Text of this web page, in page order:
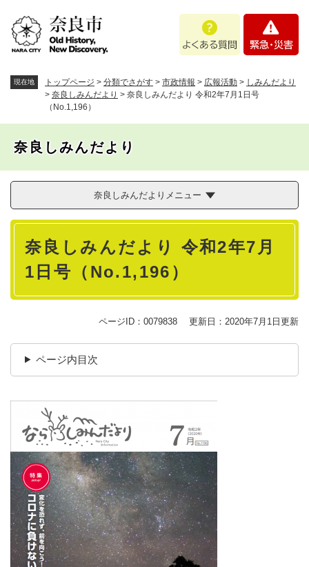
。
あ
問
・
現在地 トップページ > 分類でさがす > 市政情報 > 広報活動 > しみんだより
> 奈良しみんだより > 奈良しみんだより 令和2年7月1日号
（No.1,196）
奈良しみんだより
奈良しみんだよりメニュー
本
奈良しみんだより 令和2年7月
1日号（No.1,196）
ページID：0079838 更新日：2020年7月1日更新
ページ内目次